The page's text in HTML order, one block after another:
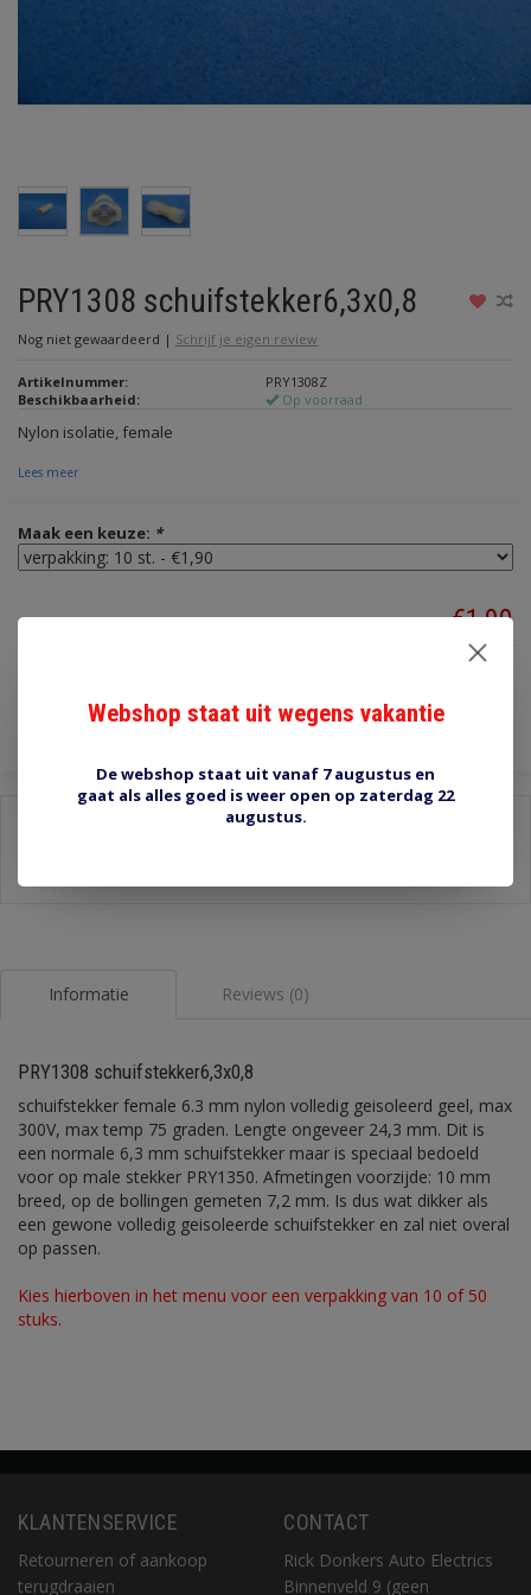
PRY1308 schuifstekker6,3x0,8
Nog niet gewaardeerd | Schrijf je eigen review
Artikelnummer:
PRY1308Z
Beschikbaarheid:
Op voorraad
Nylon isolatie, female
Lees meer
Maak een keuze: *
€1,90
Incl. btw
Informatie Reviews (0)
PRY1308 schuifstekker6,3x0,8
schuifstekker female 6.3 mm nylon volledig geisoleerd geel, max
300V, max temp 75 graden. Lengte ongeveer 24,3 mm. Dit is
een normale 6,3 mm schuifstekker maar is speciaal bedoeld
voor op male stekker PRY1350. Afmetingen voorzijde: 10 mm
breed, op de bollingen gemeten 7,2 mm. Is dus wat dikker als
een gewone volledig geisoleerde schuifstekker en zal niet overal
op passen.
Kies hierboven in het menu voor een verpakking van 10 of 50
stuks.
KLANTENSERVICE
Retourneren of aankoop
terugdraaien
CONTACT
Rick Donkers Auto Electrics
Binnenveld 9 (geen
Webshop staat uit wegens vakantie
De webshop staat uit vanaf 7 augustus en
gaat als alles goed is weer open op zaterdag 22
augustus.